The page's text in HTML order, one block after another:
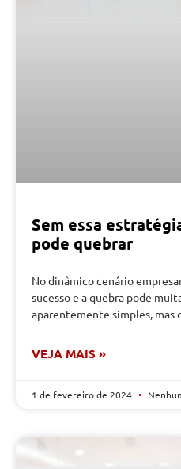
Sem essa
pode quebrar
No dinâmico cenário
sucesso e a quebra pode
aparentemente simples, mas
VEJA MAIS »
1 de fevereiro de 2024